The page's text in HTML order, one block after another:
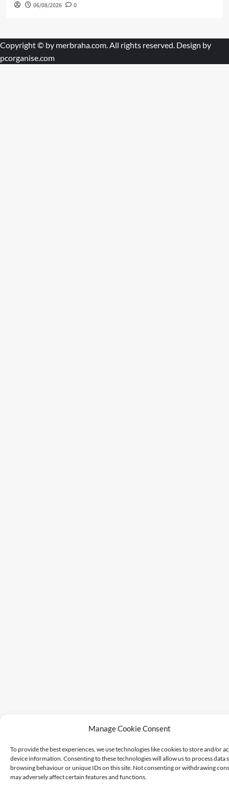
Manage Cookie Consent
To provide the best experiences, we use technologies like cookies to store and/or
device information. Consenting to these technologies will allow us to process data
browsing behaviour or unique IDs on this site. Not consenting or withdrawing
may adversely affect certain features and functions.
06/08/2026 0
Copyright © by merbraha.com. All rights reserved. Design by
pcorganise.com